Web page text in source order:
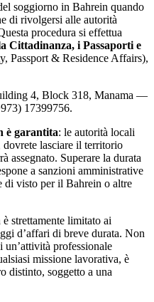
soggiorno in Bahrein quando
di rivolgersi alle autorità
procedura si effettua
Cittadinanza, i Passaporti e
Passport & Residence Affairs),
4, Block 318, Manama —
17399756.
è garantita: le autorità locali
lasciare il territorio
assegnato. Superare la durata
a sanzioni amministrative
di visto per il Bahrein o altre
strettamente limitato ai
d’affari di breve durata. Non
un’attività professionale
missione lavorativa, è
distinto, soggetto a una